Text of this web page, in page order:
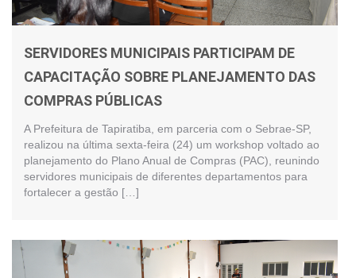
SERVIDORES MUNICIPAIS PARTICIPAM DE
CAPACITAÇÃO SOBRE PLANEJAMENTO DAS
COMPRAS PÚBLICAS
A Prefeitura de Tapiratiba, em parceria com o Sebrae-SP,
realizou na última sexta-feira (24) um workshop voltado ao
planejamento do Plano Anual de Compras (PAC), reunindo
servidores municipais de diferentes departamentos para
fortalecer a gestão […]